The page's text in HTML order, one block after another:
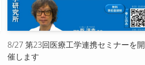
8/27 第23回医療工学連携セミナーを開
催します